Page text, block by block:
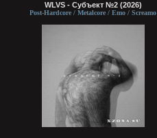
WLVS - Субъект №2 (2026)
Post-Hardcore / Metalcore / Emo / Screamo